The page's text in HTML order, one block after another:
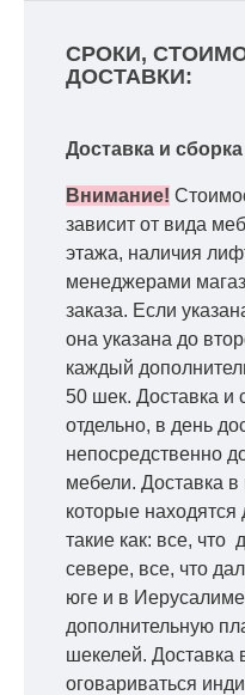
СРОКИ,
ДОСТАВКИ:
Доставка и сборка
Внимание!
зависит от вида
этажа, наличия
менеджерами
заказа. Если
она указана до
каждый
50 шек. Доставка и
отдельно, в день
непосредственно
мебели. Доставка
которые находятся
такие как: все, что
севере, все, что
юге и в
дополнительную
шекелей. Доставка
оговариваться